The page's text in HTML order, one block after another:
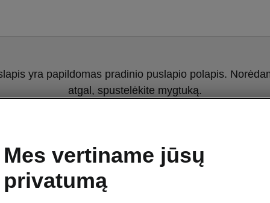
yra papildomas pradinio puslapio polapis.
atgal, spustelėkite mygtuką.
Mes vertiname jūsų
privatumą